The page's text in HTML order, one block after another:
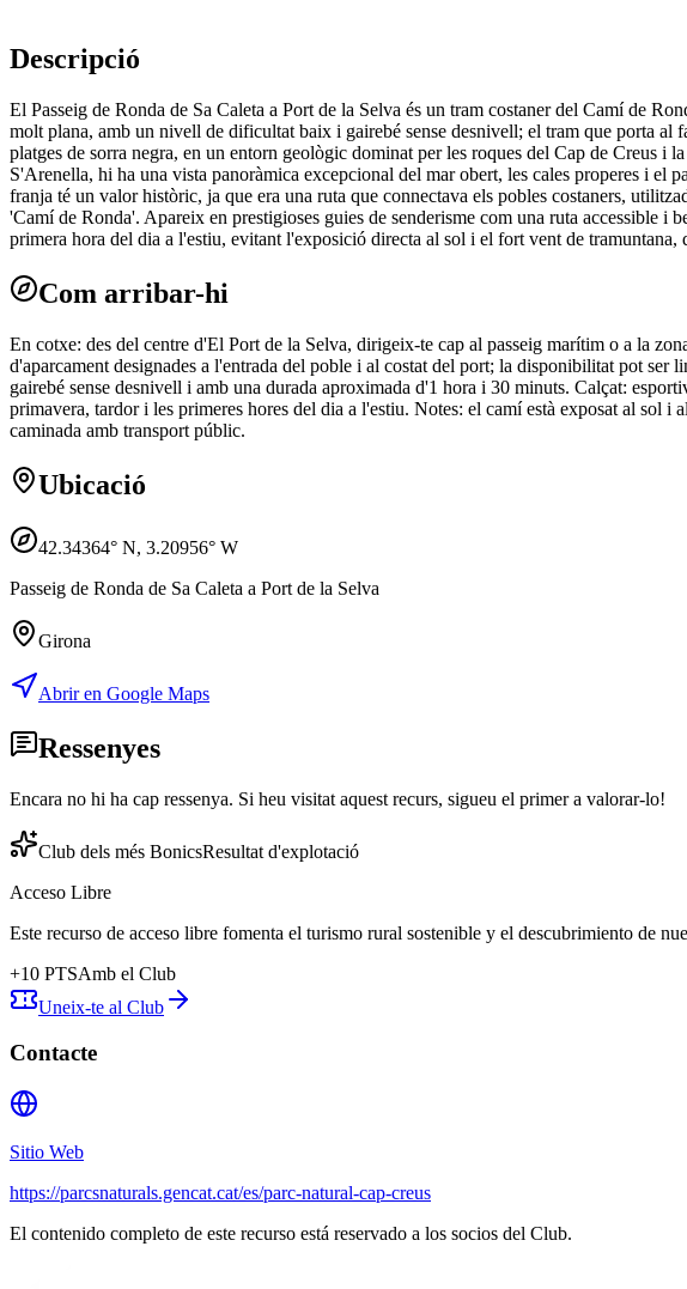
Descripció
El Passeig de Ronda de Sa Caleta a Port de la Selva és un tram costaner del Camí de
molt plana, amb un nivell de dificultat baix i gairebé sense desnivell; el tram que porta al
platges de sorra negra, en un entorn geològic dominat per les roques del Cap de Creus
S'Arenella, hi ha una vista panoràmica excepcional del mar obert, les cales properes i el
franja té un valor històric, ja que era una ruta que connectava els pobles costaners,
'Camí de Ronda'. Apareix en prestigioses guies de senderisme com una ruta accessible
primera hora del dia a l'estiu, evitant l'exposició directa al sol i el fort vent de tramuntana,
Com arribar-hi
En cotxe: des del centre d'El Port de la Selva, dirigeix-te cap al passeig marítim o a la
d'aparcament designades a l'entrada del poble i al costat del port; la disponibilitat pot
gairebé sense desnivell i amb una durada aproximada d'1 hora i 30 minuts. Calçat:
primavera, tardor i les primeres hores del dia a l'estiu. Notes: el camí està exposat al sol
caminada amb transport públic.
Ubicació
42.34364° N, 3.20956° W
Passeig de Ronda de Sa Caleta a Port de la Selva
Girona
Abrir en Google Maps
Ressenyes
Encara no hi ha cap ressenya. Si heu visitat aquest recurs, sigueu el primer a valorar-lo!
Club dels més BonicsResultat d'explotació
Acceso Libre
Este recurso de acceso libre fomenta el turismo rural sostenible y el descubrimiento de
+10 PTSAmb el Club
Uneix-te al Club
Contacte
Sitio Web
https://parcsnaturals.gencat.cat/es/parc-natural-cap-creus
El contenido completo de este recurso está reservado a los socios del Club.